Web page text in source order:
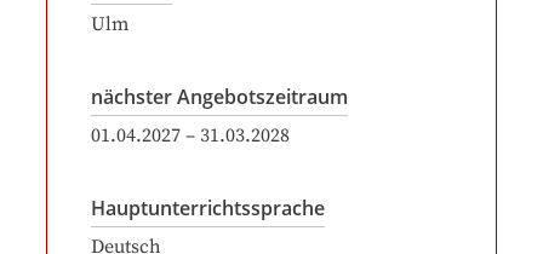
Ulm
nächster Angebotszeitraum
01.04.2027 – 31.03.2028
Hauptunterrichtssprache
Deutsch